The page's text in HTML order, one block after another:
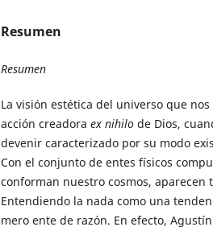
Resumen
Resumen
La visión estética del universo que
acción creadora ex nihilo de Dios,
devenir caracterizado por su modo
Con el conjunto de entes físicos
conforman nuestro cosmos, aparecen
Entendiendo la nada como una
mero ente de razón. En efecto,